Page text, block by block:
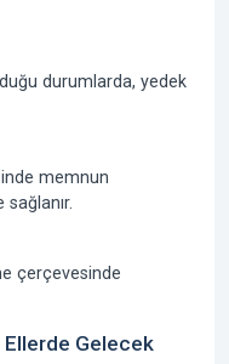
durumlarda, yedek
memnun
çerçevesinde
Ellerde Gelecek